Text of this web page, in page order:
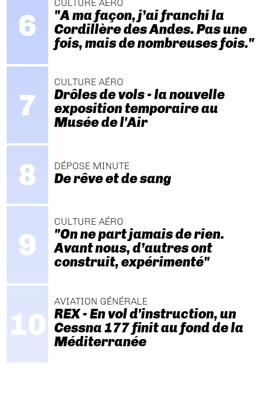
CULTURE AÉRO
"A ma façon, j’ai franchi la
Cordillère des Andes. Pas une
fois, mais de nombreuses fois."
CULTURE AÉRO
Drôles de vols - la nouvelle
exposition temporaire au
Musée de l'Air
DÉPOSE MINUTE
De rêve et de sang
CULTURE AÉRO
"On ne part jamais de rien.
Avant nous, d’autres ont
construit, expérimenté"
AVIATION GÉNÉRALE
REX - En vol d'instruction, un
Cessna 177 finit au fond de la
Méditerranée